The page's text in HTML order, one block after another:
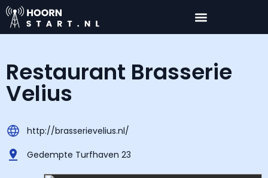
Restaurant Brasserie
Velius
http://brasserievelius.nl/
Gedempte Turfhaven 23